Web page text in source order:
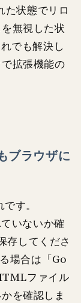
状態でリロ
無視した状
でも解決し
拡張機能の
ブラウザに
す。
いないか確
してくださ
場合は「Go
ファイル
を確認しま